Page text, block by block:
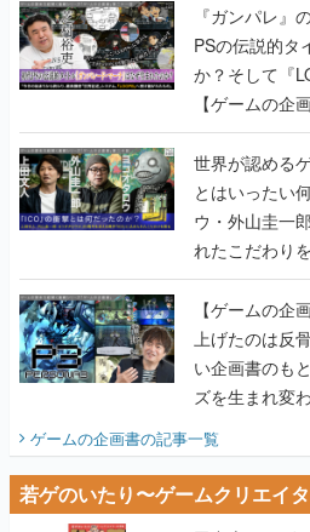
『ガンパレ
PSの伝説的タ
か？そして『
【ゲームの企
世界が認める
とはいったい
ウ・外山圭一
れたこだわり
画書】
【ゲームの企
上げたのは反
い企画書のも
ズを生まれ変
ビュー】
ゲームの企画書の記事一覧
若ゲのいたり〜ゲームクリエイ